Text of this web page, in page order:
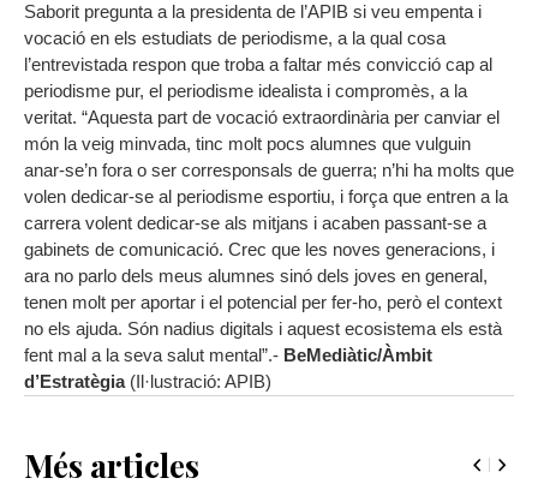
Saborit pregunta a la presidenta de l’APIB si veu empenta i
vocació en els estudiats de periodisme, a la qual cosa
l’entrevistada respon que troba a faltar més convicció cap al
periodisme pur, el periodisme idealista i compromès, a la
veritat. “Aquesta part de vocació extraordinària per canviar el
món la veig minvada, tinc molt pocs alumnes que vulguin
anar-se’n fora o ser corresponsals de guerra; n’hi ha molts que
volen dedicar-se al periodisme esportiu, i força que entren a la
carrera volent dedicar-se als mitjans i acaben passant-se a
gabinets de comunicació. Crec que les noves generacions, i
ara no parlo dels meus alumnes sinó dels joves en general,
tenen molt per aportar i el potencial per fer-ho, però el context
no els ajuda. Són nadius digitals i aquest ecosistema els està
fent mal a la seva salut mental”.- BeMediàtic/Àmbit
d’Estratègia (Il·lustració: APIB)
Més articles